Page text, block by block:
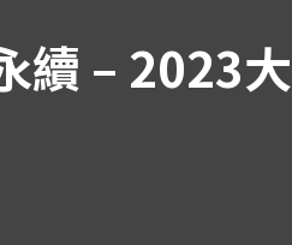
續 – 2023